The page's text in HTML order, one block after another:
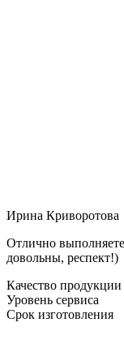
Ирина Криворотова
Отлично
довольны, респект!)
Качество продукции
Уровень сервиса
Срок изготовления